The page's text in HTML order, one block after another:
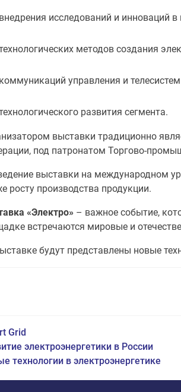
внедрения исследований и инноваций в
методов создания
коммуникаций управления и
развития сегмента.
выставки традиционно
под патронатом Торгово-
выставки на международном
росту производства продукции.
«Электро» – важное событие,
встречаются мировые и
будут представлены новые
Grid
электроэнергетики в России
технологии в электроэнергетике